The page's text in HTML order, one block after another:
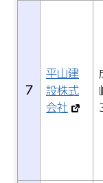
7
平山建
設株式
会社